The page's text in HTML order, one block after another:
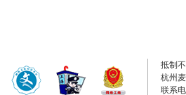
抵制
杭州
联系